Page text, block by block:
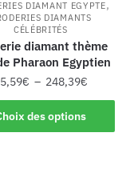
DIAMANT EGYPTE,
DIAMANTS
CÉLÉBRITÉS
diamant thème
Pharaon Egyptien
€ – 248,39€
des options